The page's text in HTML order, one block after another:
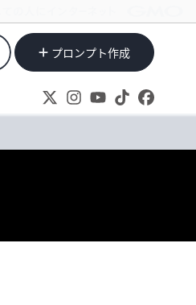
プロンプト作成